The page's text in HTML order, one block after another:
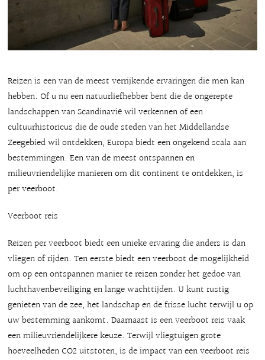
Reizen is een van de meest verrijkende ervaringen die men kan
hebben. Of u nu een natuurliefhebber bent die de ongerepte
landschappen van Scandinavië wil verkennen of een
cultuurhistoricus die de oude steden van het Middellandse
Zeegebied wil ontdekken, Europa biedt een ongekend scala aan
bestemmingen. Een van de meest ontspannen en
milieuvriendelijke manieren om dit continent te ontdekken, is
per veerboot.
Veerboot reis
Reizen per veerboot biedt een unieke ervaring die anders is dan
vliegen of rijden. Ten eerste biedt een veerboot de mogelijkheid
om op een ontspannen manier te reizen zonder het gedoe van
luchthavenbeveiliging en lange wachttijden. U kunt rustig
genieten van de zee, het landschap en de frisse lucht terwijl u op
uw bestemming aankomt. Daarnaast is een veerboot reis vaak
een milieuvriendelijkere keuze. Terwijl vliegtuigen grote
hoeveelheden CO2 uitstoten, is de impact van een veerboot reis